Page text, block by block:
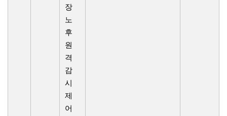
장
노
후
원
격
감
시
제
어